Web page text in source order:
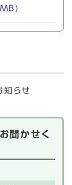
知らせ
聞かせく